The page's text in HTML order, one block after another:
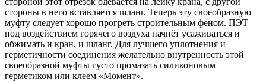
стороны в него вставляется шланг. Теперь эту своеобразную
муфту следует хорошо прогреть строительным феном. ПЭТ
под воздействием горячего воздуха начнёт усаживаться и
обжимать и кран, и шланг. Для лучшего уплотнения и
герметичности соединения желательно внутренность этой
своеобразной муфты густо промазать силиконовым
герметиком или клеем «Момент».